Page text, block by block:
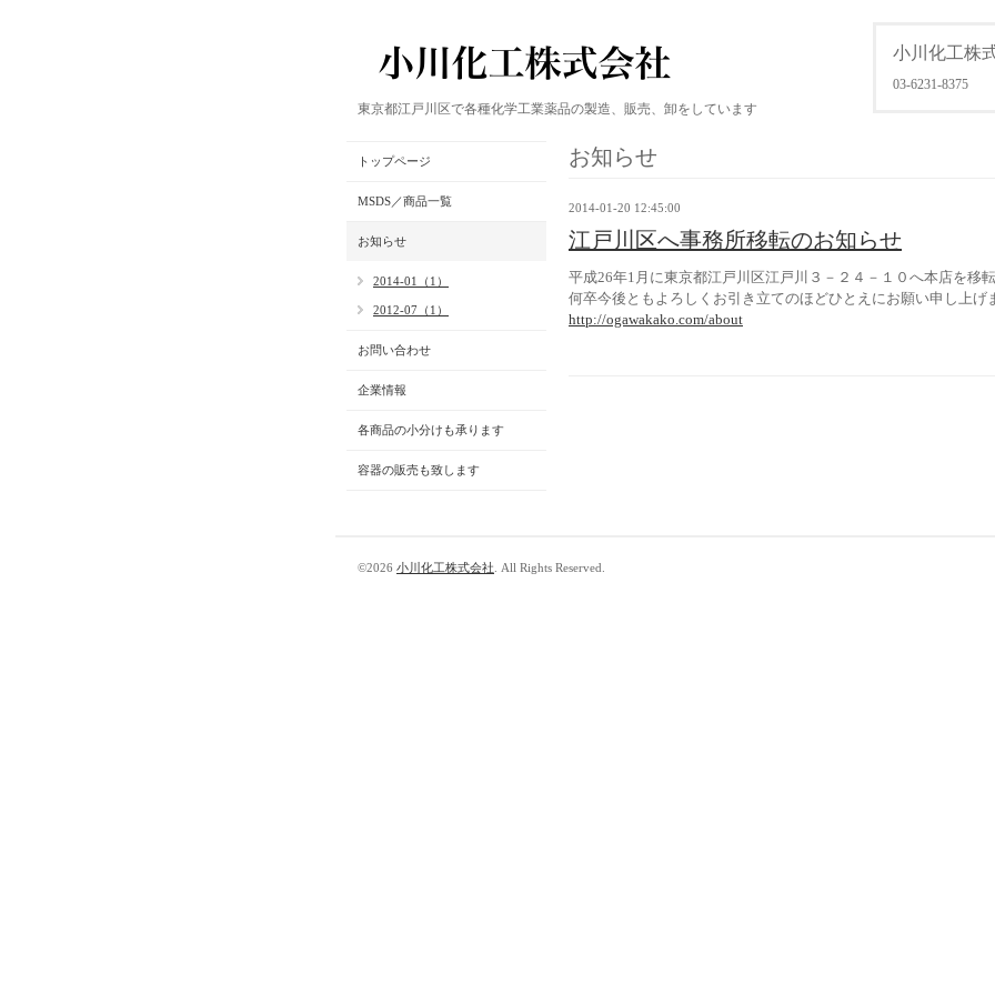
小川化工株
03-6231-8375
東京都江戸川区で各種化学工業薬品の製造、販売、卸をしています
お知らせ
2014-01-20 12:45:00
江戸川区へ事務所移転のお知らせ
平成26年1月に東京都江戸川区江戸川３－２４－１０へ本店を移転
何卒今後ともよろしくお引き立てのほどひとえにお願い申し上げ
http://ogawakako.com/about
トップページ
MSDS／商品一覧
お知らせ
2014-01（1）
2012-07（1）
お問い合わせ
企業情報
各商品の小分けも承ります
容器の販売も致します
©2026 小川化工株式会社 . All Rights Reserved.